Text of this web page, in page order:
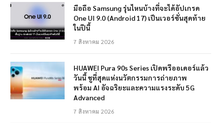
มือถือ Samsung รุ่นไหนบ้างที่จะได้อัปเกรด
One UI 9.0 (Android 17) เป็นเวอร์ชั่นสุดท้าย
ในปีนี้
7 สิงหาคม 2026
HUAWEI Pura 90s Series เปิดพรีออเดอร์แล้ว
วันนี้ ชูที่สุดแห่งนวัตกรรมการถ่ายภาพ
พร้อม AI อัจฉริยะและความแรงระดับ 5G
Advanced
7 สิงหาคม 2026